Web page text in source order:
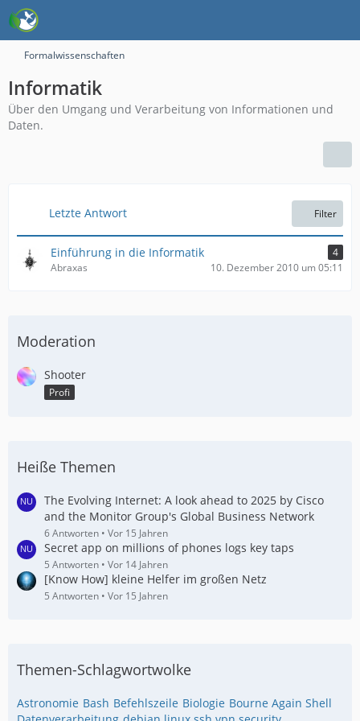
Formalwissenschaften
Informatik
Über den Umgang und Verarbeitung von Informationen und
Daten.
Letzte Antwort Filter
Einführung in die Informatik
4
Abraxas
10. Dezember 2010 um 05:11
Moderation
Shooter
Profi
Heiße Themen
The Evolving Internet: A look ahead to 2025 by Cisco
and the Monitor Group's Global Business Network
6 Antworten Vor 15 Jahren
Secret app on millions of phones logs key taps
5 Antworten Vor 14 Jahren
[Know How] kleine Helfer im großen Netz
5 Antworten Vor 15 Jahren
Themen-Schlagwortwolke
Astronomie Bash Befehlszeile Biologie Bourne Again Shell